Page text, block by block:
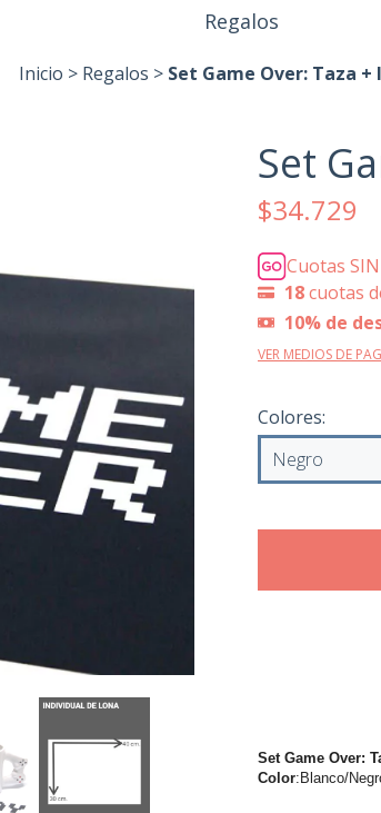
Regalos
Inicio > Regalos > Set Game Over: Taza
Set
$34.729
Cuotas
18cuotas
10% de
VER MEDIOS DE
Colores:
Set Game Over:
Color:Blanco/